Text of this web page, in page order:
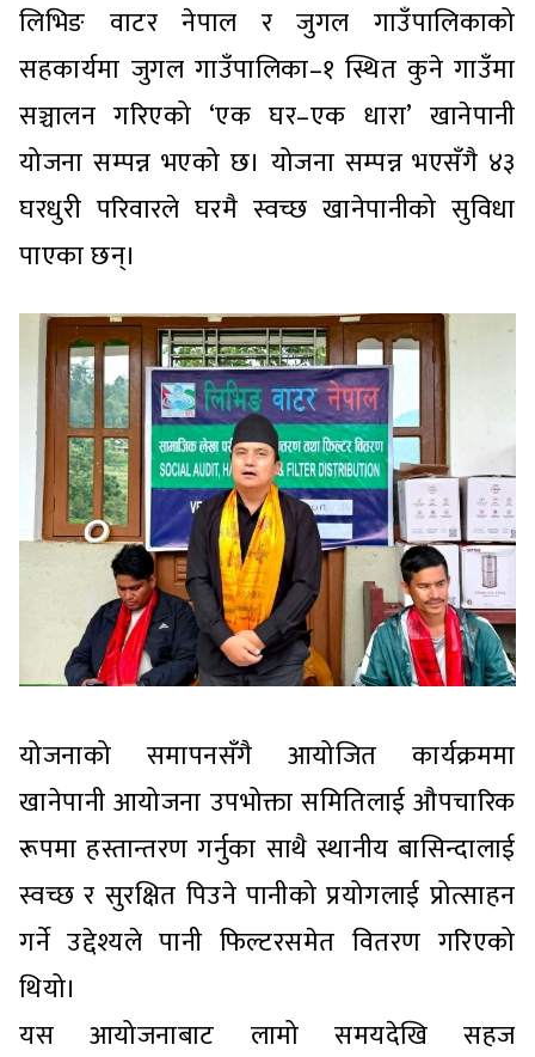
लिभिङ वाटर नेपाल र जुगल गाउँपालिकाको
सहकार्यमा जुगल गाउँपालिका–१ स्थित कुने गाउँमा
सञ्चालन गरिएको ‘एक घर–एक धारा’ खानेपानी
योजना सम्पन्न भएको छ। योजना सम्पन्न भएसँगै ४३
घरधुरी परिवारले घरमै स्वच्छ खानेपानीको सुविधा
पाएका छन्।
योजनाको समापनसँगै आयोजित कार्यक्रममा
खानेपानी आयोजना उपभोक्ता समितिलाई औपचारिक
रूपमा हस्तान्तरण गर्नुका साथै स्थानीय बासिन्दालाई
स्वच्छ र सुरक्षित पिउने पानीको प्रयोगलाई प्रोत्साहन
गर्ने उद्देश्यले पानी फिल्टरसमेत वितरण गरिएको
थियो।
यस आयोजनाबाट लामो समयदेखि सहज